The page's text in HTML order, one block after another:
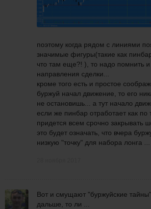
поэтому когда рядом с линиями
значимые фигуры(такие как
что там еще?! ), то надо помнить и
направления сделки...
кроме того есть и простое
буржуй начал движение, то его
не остановишь... а тут начало
если же пинбар отработает как по
придется всем срочно закрывать
это будет означать, что вчера
низкую "точку" для набора лонга ...
Вот и смущают "буржуйские тайны"
дальше, то ли ...